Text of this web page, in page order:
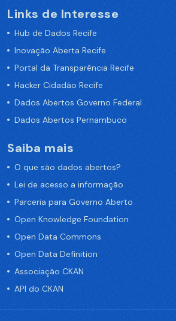
Links de Interesse
Hub de Dados Recife
Inovação Aberta Recife
Portal da Transparência Recife
Hacker Cidadão Recife
Dados Abertos Governo Federal
Dados Abertos Pernambuco
Saiba mais
O que são dados abertos?
Lei de acesso a informação
Parceria para Governo Aberto
Open Knowledge Foundation
Open Data Commons
Open Data Definition
Associação CKAN
API do CKAN